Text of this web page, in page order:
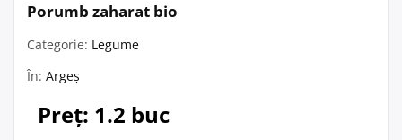
Porumb zaharat bio
Categorie: Legume
În: Argeș
Preț: 1.2 buc